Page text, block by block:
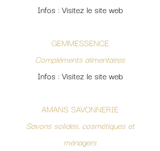
Infos : Visitez le site web
GEMMESSENCE
Compléments alimentaires
Infos : Visitez le site web
AMANS SAVONNERIE
Savons solides, cosmétiques et
ménagers